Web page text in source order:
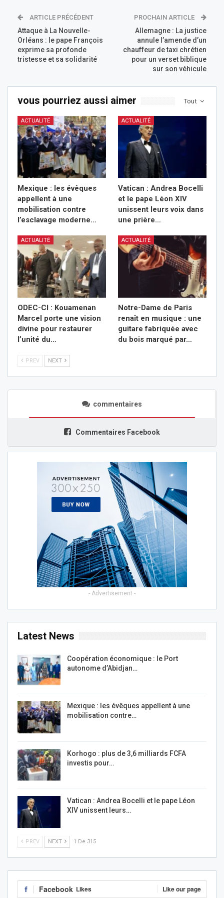
ARTICLE PRÉCÉDENT
Attaque à La Nouvelle-
Orléans : le pape François
exprime sa profonde
tristesse et sa solidarité
PROCHAIN ARTICLE
Allemagne : La justice
annule l’amende d’un
chauffeur de taxi chrétien
pour un verset biblique
sur son véhicule
Tout
vous pourriez aussi aimer
ACTUALITÉ
Mexique : les évêques
appellent à une
mobilisation contre
l’esclavage moderne…
ACTUALITÉ
Vatican : Andrea Bocelli
et le pape Léon XIV
unissent leurs voix dans
une prière…
ACTUALITÉ
ODEC-CI : Kouamenan
Marcel porte une vision
divine pour restaurer
l’unité du…
ACTUALITÉ
Notre-Dame de Paris
renaît en musique : une
guitare fabriquée avec
du bois marqué par…
PREV NEXT
commentaires
Commentaires Facebook
- Advertisement -
Latest News
Coopération économique : le Port
autonome d’Abidjan…
Mexique : les évêques appellent à une
mobilisation contre…
Korhogo : plus de 3,6 milliards FCFA
investis pour…
Vatican : Andrea Bocelli et le pape Léon
XIV unissent leurs…
PREV NEXT 1 De 315
Facebook Likes Like our page